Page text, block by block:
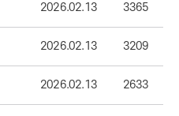
2026.02.13 3365
2026.02.13 3209
2026.02.13 2633